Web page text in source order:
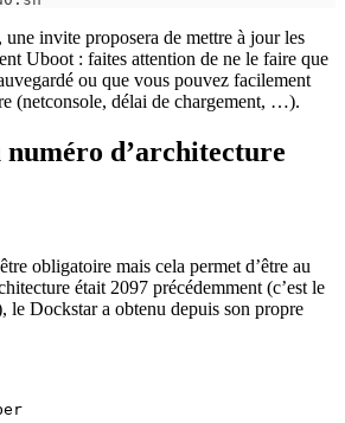
invite proposera de mettre à jour les
Uboot : faites attention de ne le faire que
ou que vous pouvez facilement
(netconsole, délai de chargement, …).
d’architecture
obligatoire mais cela permet d’être au
était 2097 précédemment (c’est le
le Dockstar a obtenu depuis son propre